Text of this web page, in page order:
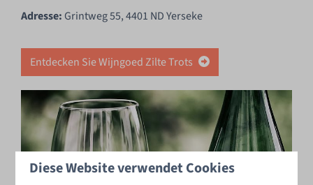
Adresse: Grintweg 55, 4401 ND Yerseke
Entdecken Sie Wijngoed Zilte Trots
Diese Website verwendet Cookies